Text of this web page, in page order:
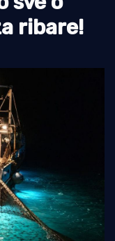
ribare!